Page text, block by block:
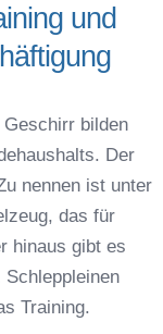
und
Geschirr bilden
Der
nennen ist unter
das für
hinaus gibt es
Training.